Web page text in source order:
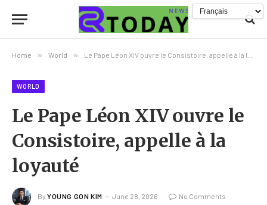
Home » World » Le Pape Léon XIV ouvre le Consistoire, appelle à la loyauté
WORLD
Le Pape Léon XIV ouvre le
Consistoire, appelle à la
loyauté
By YOUNG GON KIM June 28, 2026 No Comments